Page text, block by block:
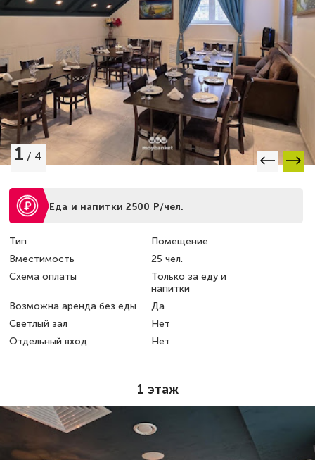
1 / 4
Еда и напитки 2500 Р/чел.
Тип
Помещение
Вместимость
25 чел.
Схема оплаты
Только за еду и
напитки
Возможна аренда без еды
Да
Светлый зал
Нет
Отдельный вход
Нет
1 этаж